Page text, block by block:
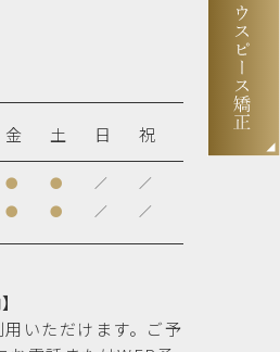
金 土 日 祝
● ● ／ ／
● ● ／ ／
いただけます。ご予